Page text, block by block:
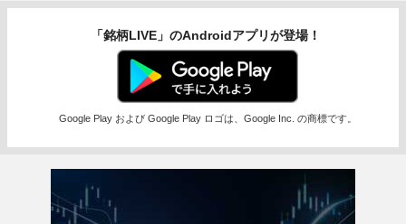
「銘柄LIVE」のAndroidアプリが登場！
Google Play および Google Play ロゴは、Google Inc. の商標です。